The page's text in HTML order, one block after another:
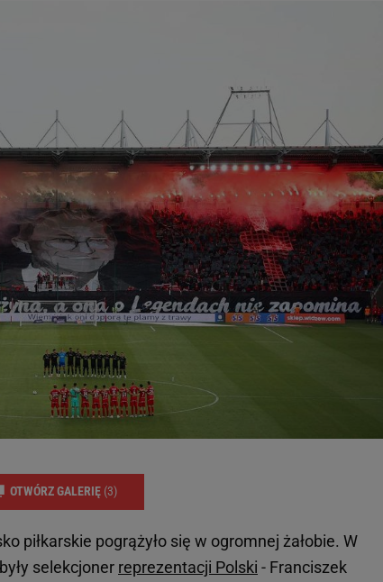
OTWÓRZ GALERIĘ (3)
piłkarskie pogrążyło się w ogromnej żałobie. W
selekcjoner reprezentacji Polski - Franciszek